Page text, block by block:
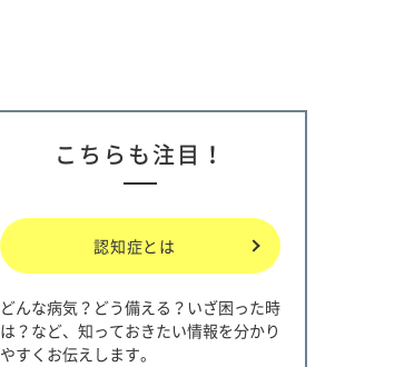
こちらも注目！
認知症とは
どんな病気？どう備える？いざ困った時
は？など、知っておきたい情報を分かり
やすくお伝えします。